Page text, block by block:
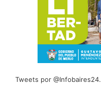
Tweets por @Infobaires24.